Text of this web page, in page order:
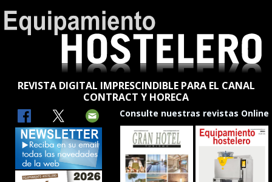
REVISTA DIGITAL IMPRESCINDIBLE PARA EL CANAL
CONTRACT Y HORECA
Consulte nuestras revistas Online